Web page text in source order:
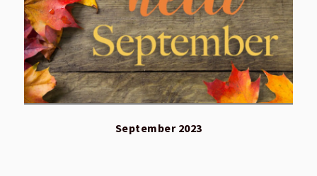
September 2023